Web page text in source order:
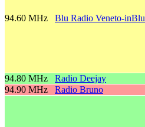
94.60 MHz Blu Radio Veneto-inBlu
94.80 MHz
Radio Deejay
94.90 MHz
Radio Bruno